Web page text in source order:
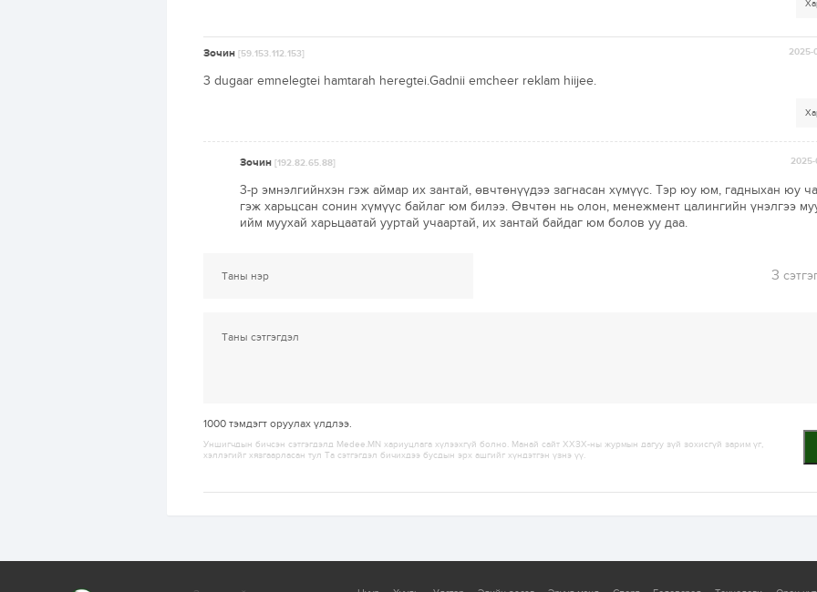
Зочин [59.153.112.153] 2025-
3 dugaar emnelegtei hamtarah heregtei.Gadnii emcheer reklam hiijee.
Зочин [192.82.65.88] 2025-
3-р эмнэлгийнхэн гэж аймар их зантай, өвчтөнүүдээ загнасан хүмүүс. Тэр юу юм, гадныхан юу
гэж харьцсан сонин хүмүүс байлаг юм билээ. Өвчтөн нь олон, менежмент цалингийн үнэлгээ
ийм муухай харьцаатай ууртай учаартай, их зантай байдаг юм болов уу даа.
3
1000 тэмдэгт оруулах үлдлээ.
Уншигчдын бичсэн сэтгэгдэлд Medee.MN хариуцлага хүлээхгүй болно. Манай сайт ХХЗХ-ны журмын дагуу зүй зохисгүй зарим үг,
хэллэгийг хязгаарласан тул Та сэтгэгдэл бичихдээ бусдын эрх ашгийг хүндэтгэн үзнэ үү.